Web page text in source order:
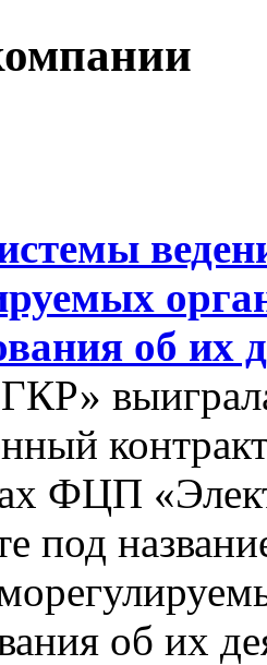
об их
ФЦП
под
об их